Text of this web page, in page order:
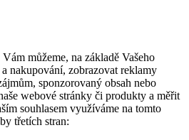
můžeme, na základě Vašeho
nakupování, zobrazovat reklamy
sponzorovaný obsah nebo
webové stránky či produkty a měřit
souhlasem využíváme na tomto
třetích stran: